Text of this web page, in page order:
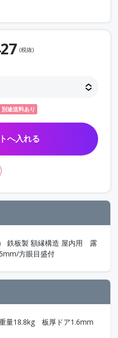
(税抜)
別途送料あり
へ入れる
鉄板製 額縁構造 屋内用 露
方眼目盛付
量18.8kg 板厚ドア1.6mm